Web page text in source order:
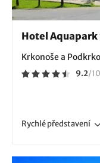
Hotel
Krkonoše a
9.2/10
Rychlépředstavení